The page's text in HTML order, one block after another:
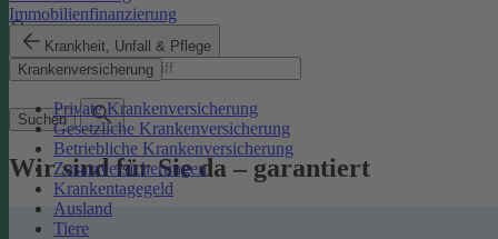
Immobilienfinanzierung
Krankheit, Unfall & Pflege
Krankenversicherung
Private Krankenversicherung
Gesetzliche Krankenversicherung
Betriebliche Krankenversicherung
Zusatzversicherungen
Krankentagegeld
Ausland
Tiere
Suchbegriff
Suchen
Wir sind für Sie da – garantiert